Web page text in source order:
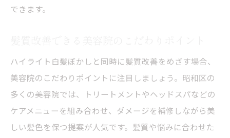
できます。
ハイライト白髪ぼかしと同時に髪質改善をめざす場合、
美容院のこだわりポイントに注目しましょう。昭和区の
多くの美容院では、トリートメントやヘッドスパなどの
ケアメニューを組み合わせ、ダメージを補修しながら美
しい髪色を保つ提案が人気です。髪質や悩みに合わせた